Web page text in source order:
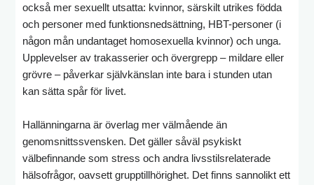
också mer sexuellt utsatta: kvinnor, särskilt utrikes födda
och personer med funktionsnedsättning, HBT-personer (i
någon mån undantaget homosexuella kvinnor) och unga.
Upplevelser av trakasserier och övergrepp – mildare eller
grövre – påverkar självkänslan inte bara i stunden utan
kan sätta spår för livet.
Hallänningarna är överlag mer välmående än
genomsnittssvensken. Det gäller såväl psykiskt
välbefinnande som stress och andra livsstilsrelaterade
hälsofrågor, oavsett grupptillhörighet. Det finns sannolikt ett